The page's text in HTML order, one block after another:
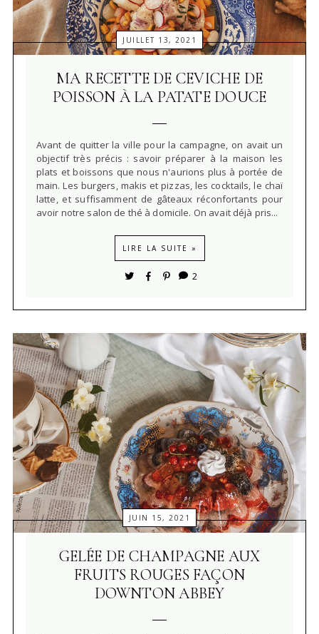
JUILLET 13, 2021
MA RECETTE DE CEVICHE DE
POISSON À LA PATATE DOUCE
Avant de quitter la ville pour la campagne, on avait un
objectif très précis : savoir préparer à la maison les
plats et boissons que nous n'aurions plus à portée de
main. Les burgers, makis et pizzas, les cocktails, le chaï
latte, et suffisamment de gâteaux réconfortants pour
avoir notre salon de thé à domicile. On avait déjà pris...
LIRE LA SUITE »
2
JUIN 15, 2021
GELÉE DE CHAMPAGNE AUX
FRUITS ROUGES FAÇON
DOWNTON ABBEY